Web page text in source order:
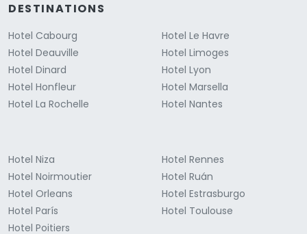
DESTINATIONS
Hotel Cabourg
Hotel Deauville
Hotel Dinard
Hotel Honfleur
Hotel La Rochelle
Hotel Le Havre
Hotel Limoges
Hotel Lyon
Hotel Marsella
Hotel Nantes
Hotel Niza
Hotel Noirmoutier
Hotel Orleans
Hotel París
Hotel Poitiers
Hotel Rennes
Hotel Ruán
Hotel Estrasburgo
Hotel Toulouse